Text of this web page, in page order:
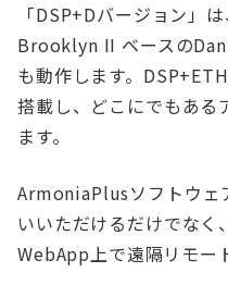
「DSP+Dバージョン」
Brooklyn II ベースの
も動作します。
搭載し、どこにでもある
ます。
ArmoniaPlusソフトウェ
いいただけるだけでなく
WebApp上で遠隔リモー